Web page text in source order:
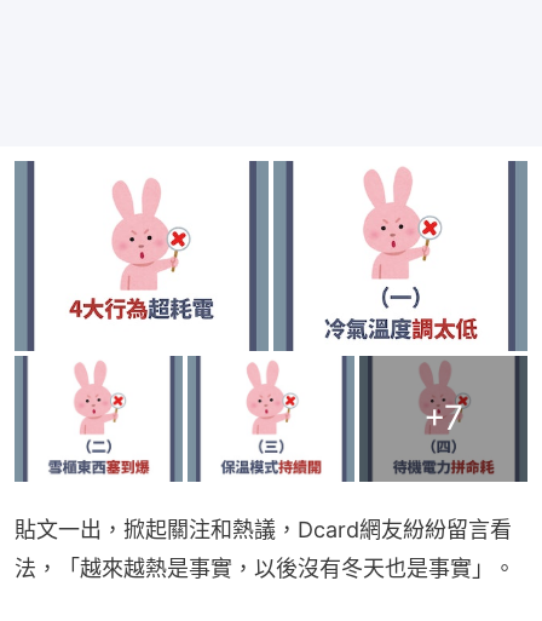
+7
貼文一出，掀起關注和熱議，Dcard網友紛紛留言看
法，「越來越熱是事實，以後沒有冬天也是事實」。